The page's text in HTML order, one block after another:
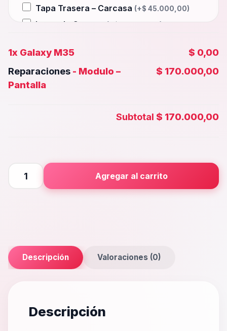
Tapa Trasera – Carcasa (+$ 45.000,00)
Lente de Camara
Wifi – Señal – Antena
Camara Trasera(+$ 35.000,00 )
Camara frontal, Selfie – Face id
(+$30.000,00)
Placa Principal
1x Galaxy M35
$ 0,00
Reparaciones - Modulo –
Pantalla
$ 170.000,00
Subtotal $ 170.000,00
Agregar al carrito
Descripción Valoraciones (0)
Descripción